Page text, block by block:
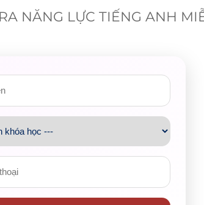
nâng cao nhận thức về các hành động
kĩ càng để đưa ra hình phạt thích
living in rural areas. This
proposed in this essay.
proper guidance from parents and the
upbringing,metropolitan
put under the pressureof earning
NĂNG LỰC TIẾNG ANH